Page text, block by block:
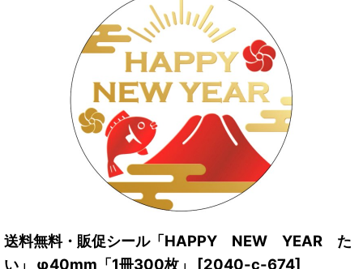
送料無料・販促シール「HAPPY NEW YEAR た
い」 φ40mm「1冊300枚」
[2040-c-674]